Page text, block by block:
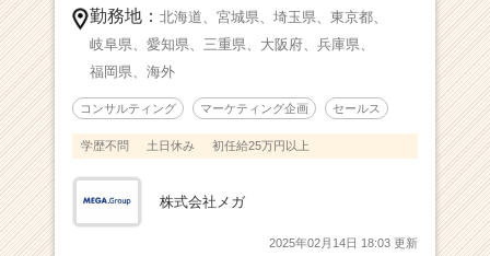
X/
空
ザ
ン/
材/
勤務地： 北海道、 宮城県、 埼玉県、 東京都、
岐阜県、 愛知県、 三重県、 大阪府、 兵庫県、
福岡県、 海外
コンサルティング マーケティング企画 セールス
学歴不問 土日休み 初任給25万円以上
株式会社メガ
2025年02月14日 18:03 更新